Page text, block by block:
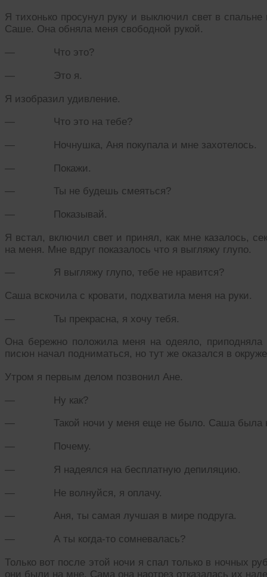
Я тихонько просунул руку и выключил свет в
Саше. Она обняла меня свободной рукой.
— Что это?
— Это я.
Я изобразил удивление.
— Что это на тебе?
— Ночнушка, Аня покупала и мне захотелось.
— Покажи.
— Ты не будешь смеяться?
— Показывай.
Я встал, включил свет и принял, как мне казалось,
на меня. Мне вдруг показалось что я выгляжу глупо.
— Я выгляжу глупо, тебе не нравится?
Саша вскочила с кровати, подхватила меня на руки.
— Ты прекрасна, я хочу тебя.
Она бережно положила меня на одеяло,
писюн начал подниматься, но тут же оказался в
Утром я первым делом позвонил Ане.
— Ну как?
— Такой ночи у меня еще не было. Саша была
— Почему.
— Я надеялся на бесплатную депиляцию.
— Не волнуйся, я оплачу.
— Аня, ты самая лучшая в мире подруга.
— А ты когда-то сомневалась?
Только вот после этой ночи я спал только в ночных
они были на мне. Сама она наотрез отказалась их